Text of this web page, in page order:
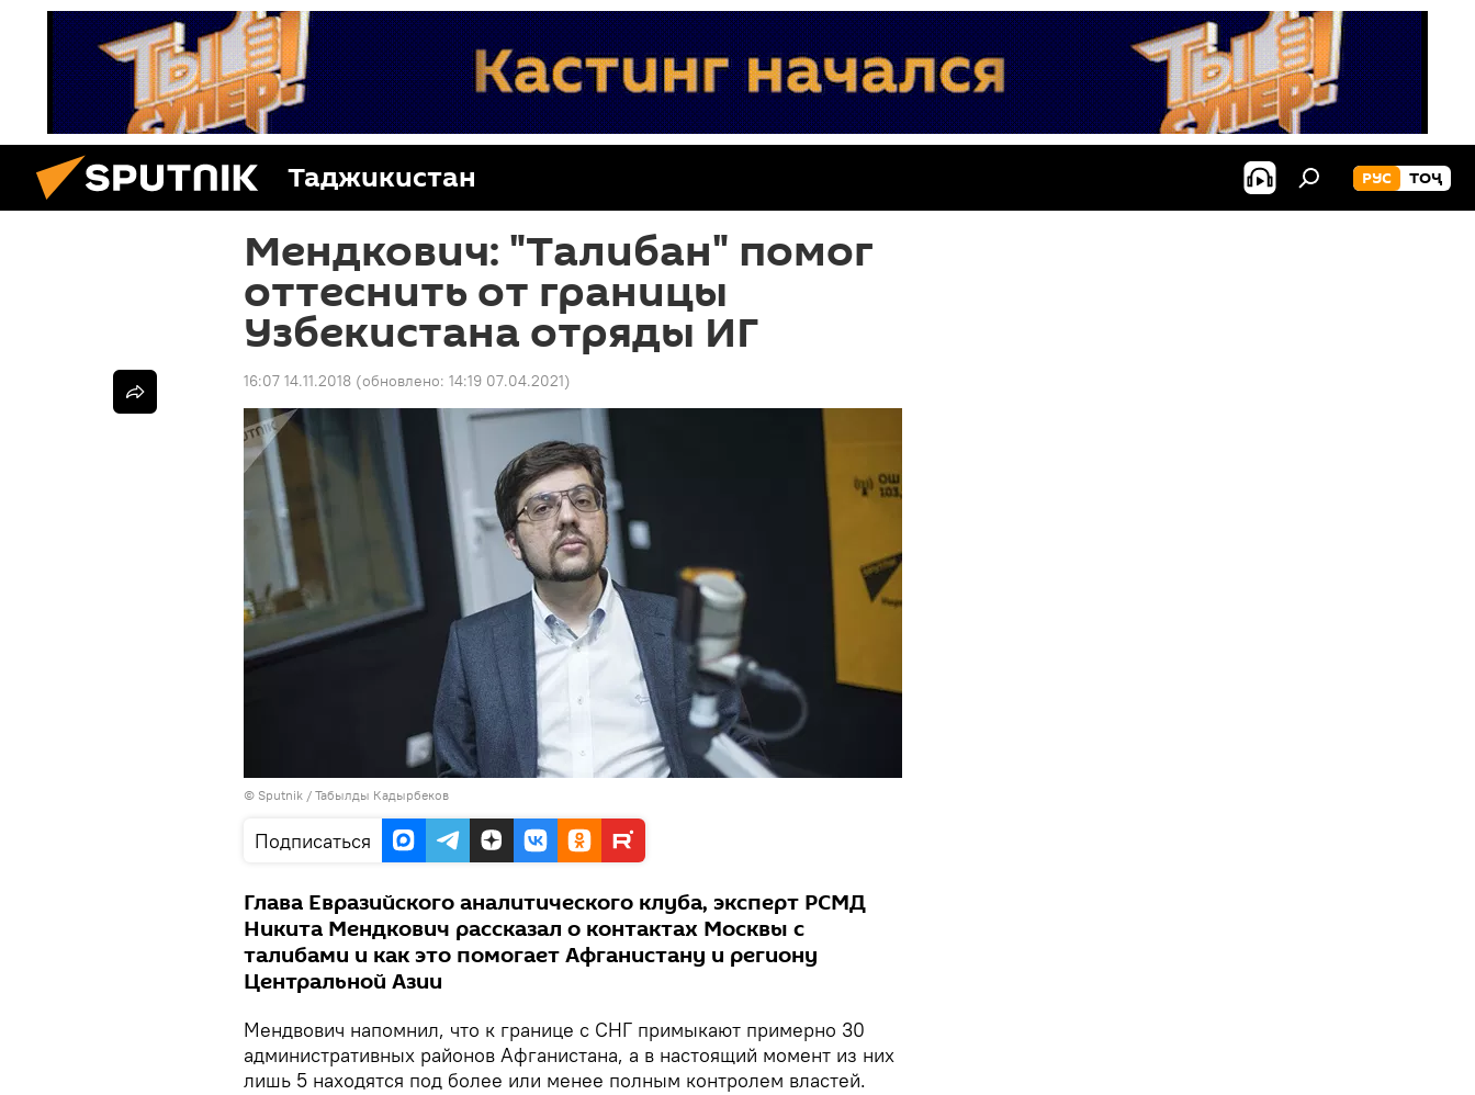
Таджикистан РУС ТОҶ
Мендкович: "Талибан" помог
оттеснить от границы
Узбекистана отряды ИГ
16:07 14.11.2018 (обновлено: 14:19 07.04.2021)
© Sputnik / Табылды Кадырбеков
Подписаться
Глава Евразийского аналитического клуба, эксперт РСМД
Никита Мендкович рассказал о контактах Москвы с
талибами и как это помогает Афганистану и региону
Центральной Азии
Мендвович напомнил, что к границе с СНГ примыкают примерно 30
административных районов Афганистана, а в настоящий момент из них
лишь 5 находятся под более или менее полным контролем властей.